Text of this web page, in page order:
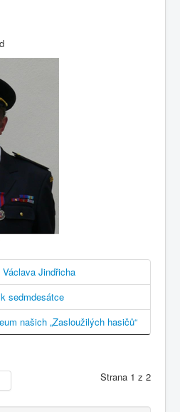
Jindřicha
sedmdesátce
našich „Zasloužilých hasičů“
Strana 1 z 2